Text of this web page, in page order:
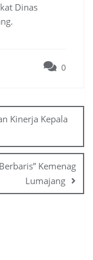
Dinas
0
Kinerja Kepala
Kemenag
Lumajang